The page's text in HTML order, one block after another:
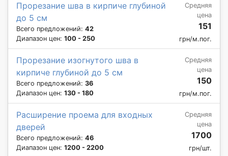
Прорезание шва в кирпиче глубиной
до 5 см
Всего предложений: 42
Диапазон цен: 100 - 250
Средняя
цена
151
грн/м.пог.
Прорезание изогнутого шва в
кирпиче глубиной до 5 см
Всего предложений: 36
Диапазон цен: 130 - 180
Средняя
цена
150
грн/м.пог.
Расширение проема для входных
дверей
Всего предложений: 46
Диапазон цен: 1200 - 2200
Средняя
цена
1700
грн/шт.